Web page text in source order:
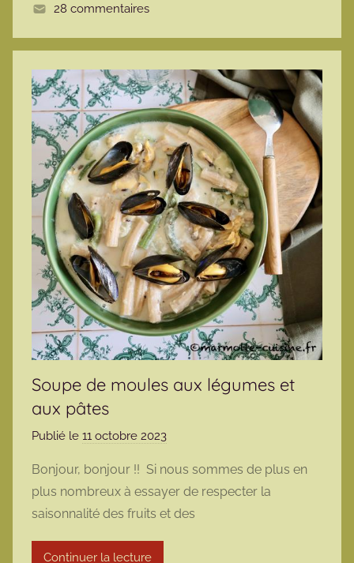
e
28 commentaires
Soupe de moules aux légumes et
aux pâtes
Publié le 11 octobre 2023
r
m
a
Bonjour, bonjour !! Si nous sommes de plus en
plus nombreux à essayer de respecter la
saisonnalité des fruits et des
Continuer la lecture